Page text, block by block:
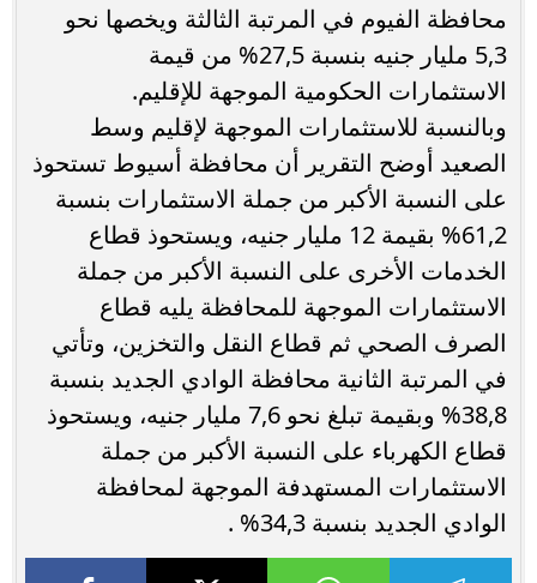
محافظة الفيوم في المرتبة الثالثة ويخصها نحو
5,3 مليار جنيه بنسبة 27,5% من قيمة
الاستثمارات الحكومية الموجهة للإقليم.
وبالنسبة للاستثمارات الموجهة لإقليم وسط
الصعيد أوضح التقرير أن محافظة أسيوط تستحوذ
على النسبة الأكبر من جملة الاستثمارات بنسبة
61,2% بقيمة 12 مليار جنيه، ويستحوذ قطاع
الخدمات الأخرى على النسبة الأكبر من جملة
الاستثمارات الموجهة للمحافظة يليه قطاع
الصرف الصحي ثم قطاع النقل والتخزين، وتأتي
في المرتبة الثانية محافظة الوادي الجديد بنسبة
38,8% وبقيمة تبلغ نحو 7,6 مليار جنيه، ويستحوذ
قطاع الكهرباء على النسبة الأكبر من جملة
الاستثمارات المستهدفة الموجهة لمحافظة
الوادي الجديد بنسبة 34,3% .